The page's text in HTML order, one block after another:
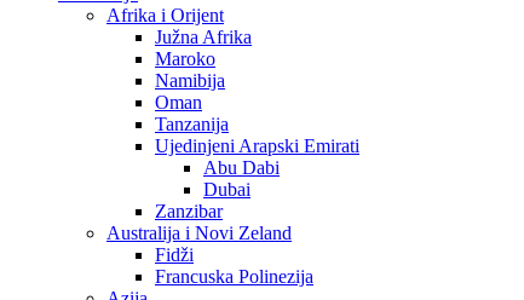
Afrika i Orijent
Južna Afrika
Maroko
Namibija
Oman
Tanzanija
Ujedinjeni Arapski Emirati
Abu Dabi
Dubai
Zanzibar
Australija i Novi Zeland
Fidži
Francuska Polinezija